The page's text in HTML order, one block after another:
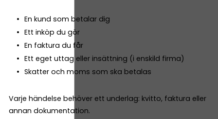
En kund som betalar dig
Ett inköp du gör
En faktura du får
Ett eget uttag eller insättning (i enskild firma)
Skatter och moms som ska betalas
Varje händelse behöver ett underlag: kvitto, faktura eller
annan dokumentation.